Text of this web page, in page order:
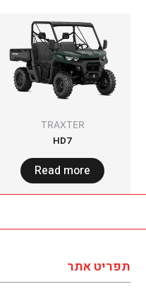
TRAXTER
HD7
Read more
תפריט אתר